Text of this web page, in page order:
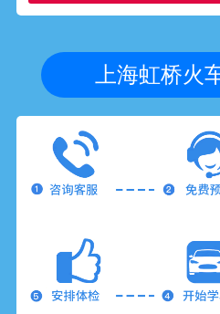
上海虹桥火